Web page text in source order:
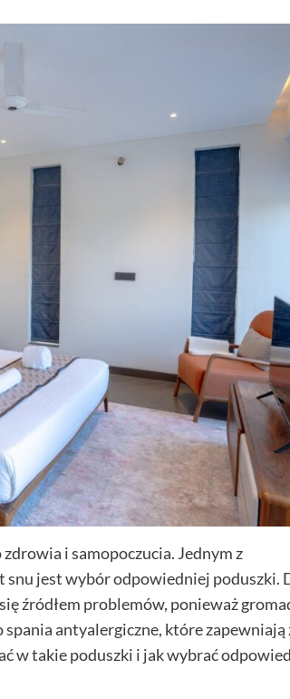
i samopoczucia. Jednym z
jest wybór odpowiedniej poduszki.
źródłem problemów, ponieważ
antyalergiczne, które zapewniają
w takie poduszki i jak wybrać